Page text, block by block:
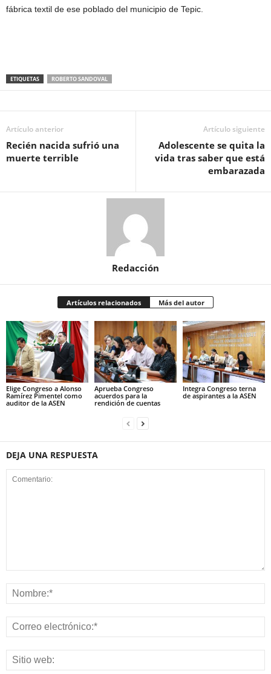
fábrica textil de ese poblado del municipio de Tepic.
ETIQUETAS ROBERTO SANDOVAL
Artículo anterior
Recién nacida sufrió una
muerte terrible
Artículo siguiente
Adolescente se quita la
vida tras saber que está
embarazada
Redacción
Artículos relacionados Más del autor
Elige Congreso a Alonso
Ramírez Pimentel como
auditor de la ASEN
Aprueba Congreso
acuerdos para la
rendición de cuentas
Integra Congreso terna
de aspirantes a la ASEN
DEJA UNA RESPUESTA